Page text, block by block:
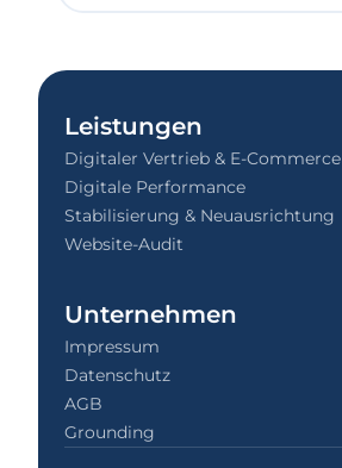
Leistungen
Digitaler Vertrieb & E-Commerce
Digitale Performance
Stabilisierung & Neuausrichtung
Website-Audit
Unternehmen
Impressum
Datenschutz
AGB
Grounding